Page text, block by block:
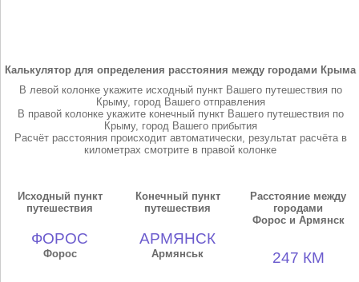
Калькулятор для определения расстояния между городами Крыма
В левой колонке укажите исходный пункт Вашего путешествия по
Крыму, город Вашего отправления
В правой колонке укажите конечный пункт Вашего путешествия по
Крыму, город Вашего прибытия
Расчёт расстояния происходит автоматически, результат расчёта в
километрах смотрите в правой колонке
Исходный пункт
путешествия
ФОРОС
Форос
Конечный пункт
путешествия
АРМЯНСК
Армянськ
Расстояние между
городами
Форос и Армянск
247 КМ